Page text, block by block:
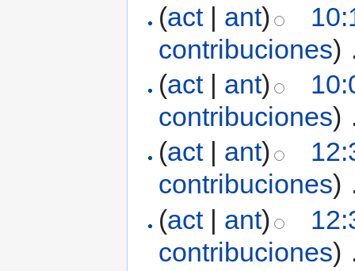
(act| ant)
contribuciones)
(act| ant)
contribuciones)
(act| ant)
contribuciones)
(act| ant)
contribuciones)